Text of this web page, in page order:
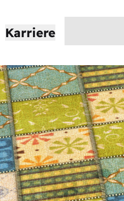
Karriere